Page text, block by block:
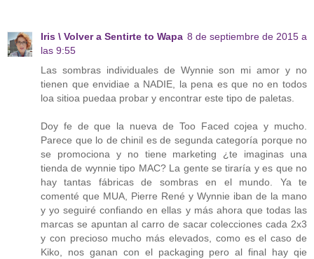
Iris \ Volver a Sentirte to Wapa 8 de septiembre de 2015 a
las 9:55
Las sombras individuales de Wynnie son mi amor y no
tienen que envidiae a NADIE, la pena es que no en todos
loa sitioa puedaa probar y encontrar este tipo de paletas.
Doy fe de que la nueva de Too Faced cojea y mucho.
Parece que lo de chinil es de segunda categoría porque no
se promociona y no tiene marketing ¿te imaginas una
tienda de wynnie tipo MAC? La gente se tiraría y es que no
hay tantas fábricas de sombras en el mundo. Ya te
comenté que MUA, Pierre René y Wynnie iban de la mano
y yo seguiré confiando en ellas y más ahora que todas las
marcas se apuntan al carro de sacar colecciones cada 2x3
y con precioso mucho más elevados, como es el caso de
Kiko, nos ganan con el packaging pero al final hay qie